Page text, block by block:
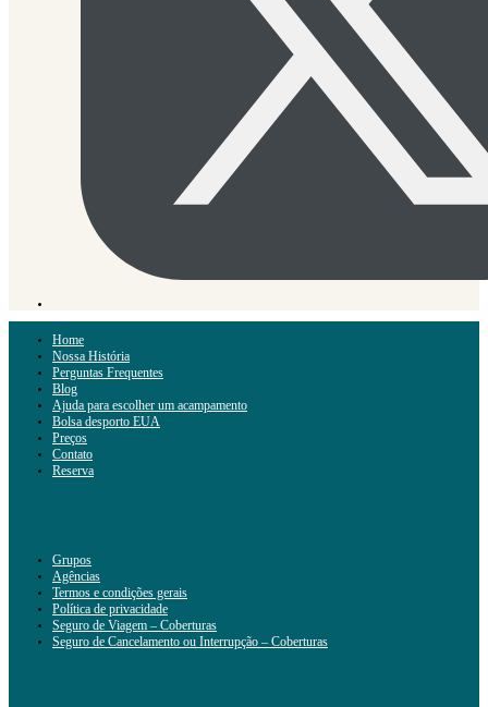
Home
Nossa História
Perguntas Frequentes
Blog
Ajuda para escolher um acampamento
Bolsa desporto EUA
Preços
Contato
Reserva
Grupos
Agências
Termos e condições gerais
Política de privacidade
Seguro de Viagem – Coberturas
Seguro de Cancelamento ou Interrupção – Coberturas